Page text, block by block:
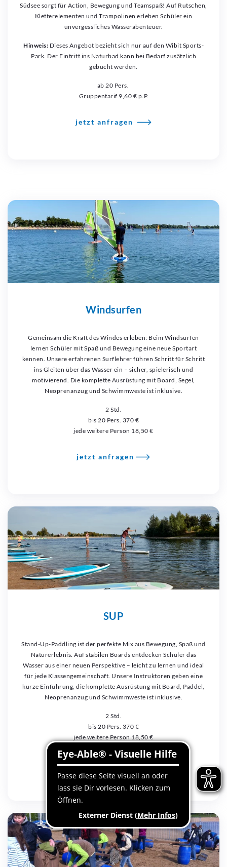
Südsee sorgt für Action, Bewegung und Teamspaß! Auf Rutschen,
Kletterelementen und Trampolinen erleben Schüler ein
unvergessliches Wasserabenteuer.
Hinweis: Dieses Angebot bezieht sich nur auf den Wibit Sports-
Park. Der Eintritt ins Naturbad kann bei Bedarf zusätzlich
gebucht werden.
ab 20 Pers.
Gruppentarif 9,60 € p.P.
jetzt anfragen
Windsurfen
Gemeinsam die Kraft des Windes erleben: Beim Windsurfen
lernen Schüler mit Spaß und Bewegung eine neue Sportart
kennen. Unsere erfahrenen Surflehrer führen Schritt für Schritt
ins Gleiten über das Wasser ein – sicher, spielerisch und
motivierend. Die komplette Ausrüstung mit Board, Segel,
Neoprenanzug und Schwimmweste ist inklusive.
2 Std.
bis 20 Pers. 370 €
jede weitere Person 18,50 €
jetzt anfragen
SUP
Stand-Up-Paddling ist der perfekte Mix aus Bewegung, Spaß und
Naturerlebnis. Auf stabilen Boards entdecken Schüler das
Wasser aus einer neuen Perspektive – leicht zu lernen und ideal
für jede Klassengemeinschaft. Unsere Instruktoren geben eine
kurze Einführung, die komplette Ausrüstung mit Board, Paddel,
Neoprenanzug und Schwimmweste ist inklusive.
2 Std.
bis 20 Pers. 370 €
jede weitere Person 18,50 €
jetzt anfragen